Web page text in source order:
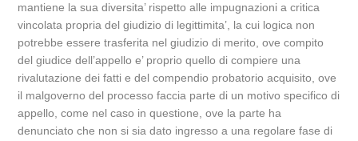
mantiene la sua diversita’ rispetto alle impugnazioni a critica
vincolata propria del giudizio di legittimita’, la cui logica non
potrebbe essere trasferita nel giudizio di merito, ove compito
del giudice dell’appello e’ proprio quello di compiere una
rivalutazione dei fatti e del compendio probatorio acquisito, ove
il malgoverno del processo faccia parte di un motivo specifico di
appello, come nel caso in questione, ove la parte ha
denunciato che non si sia dato ingresso a una regolare fase di